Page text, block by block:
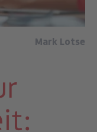
Mark Lotse